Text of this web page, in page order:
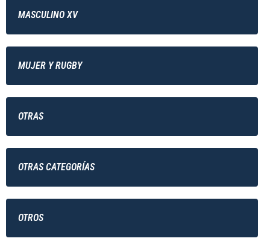
MASCULINO XV
MUJER Y RUGBY
OTRAS
OTRAS CATEGORÍAS
OTROS